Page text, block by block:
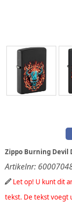
Zippo Burning Devil
Artikelnr:
Let op! U kunt dit
tekst. De tekst voegt